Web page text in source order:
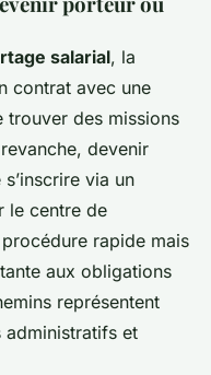
salarial, la
contrat avec une
trouver des missions
devenir
via un
le centre de
rapide mais
aux obligations
représentent
et